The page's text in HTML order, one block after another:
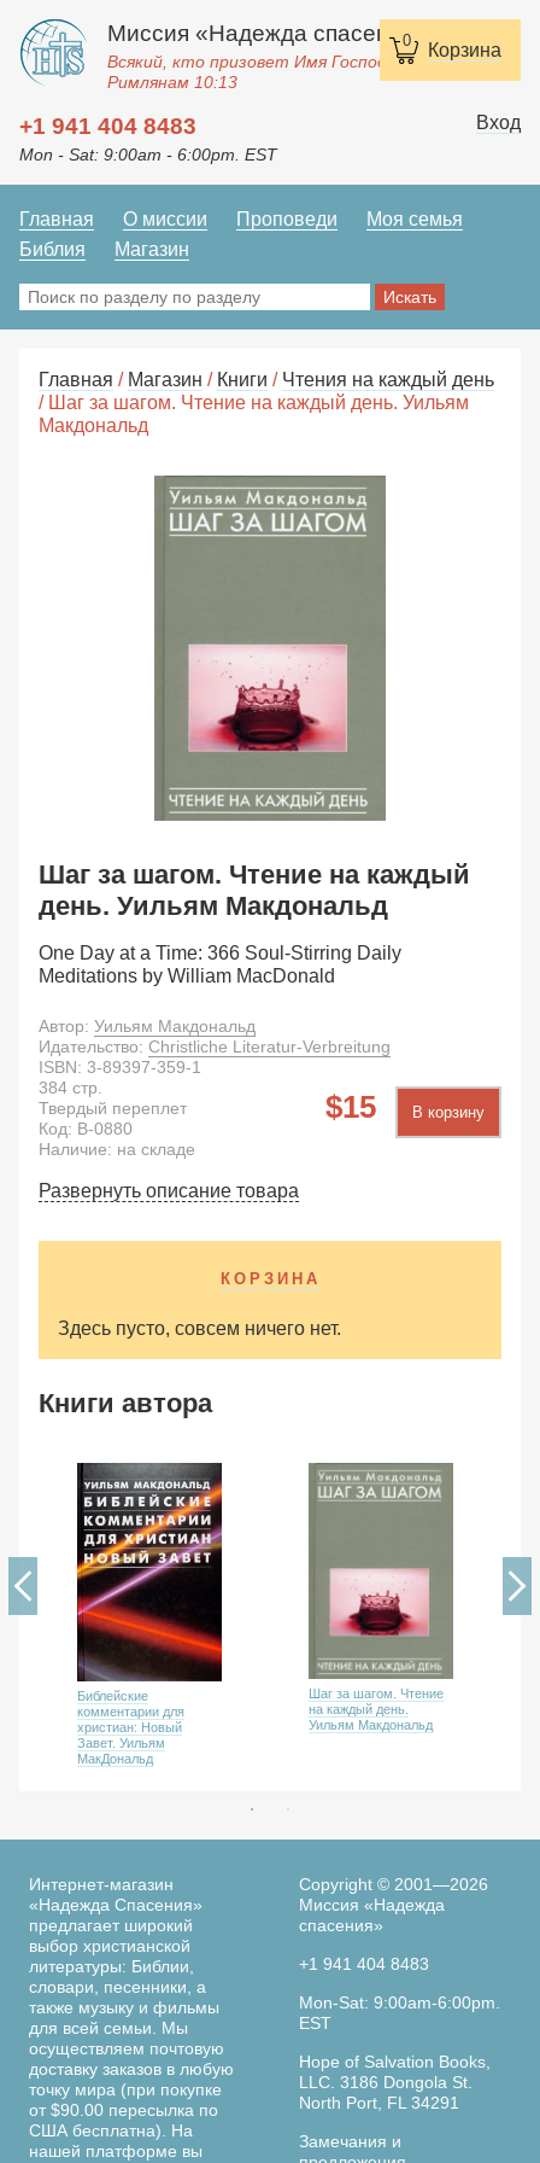
0 Корзина
Миссия «Надежда спасения»
Всякий, кто призовет Имя Господне, спасется.
Римлянам 10:13
+1 941 404 8483
Mon - Sat: 9:00am - 6:00pm. EST
Вход
Главная О миссии Проповеди
Моя семья
Библия
Магазин
Главная / Магазин / Книги / Чтения на каждый день
/ Шаг за шагом. Чтение на каждый день. Уильям
Макдональд
Шаг за шагом. Чтение на каждый
день. Уильям Макдональд
One Day at a Time: 366 Soul-Stirring Daily
Meditations by William MacDonald
Автор: Уильям Макдональд
Идательство: Christliche Literatur-Verbreitung
15 В корзину
ISBN: 3-89397-359-1
384 стр.
Твердый переплет
Код: B-0880
Наличие: на складе
Развернуть описание товара
КОРЗИНА
Здесь пусто, совсем ничего нет.
Книги автора
Библейские
комментарии для
христиан: Новый
Завет. Уильям
МакДональд
Шаг за шагом. Чтение
на каждый день.
Уильям Макдональд
Интернет-магазин
«Надежда Спасения»
предлагает широкий
выбор христианской
литературы: Библии,
словари, песенники, а
также музыку и фильмы
для всей семьи. Мы
осуществляем почтовую
доставку заказов в любую
точку мира (при покупке
от $90.00 пересылка по
США бесплатна). На
нашей платформе вы
Copyright © 2001—2026
Миссия «Надежда
спасения»
+1 941 404 8483
Mon-Sat: 9:00am-6:00pm.
EST
Hope of Salvation Books,
LLC. 3186 Dongola St.
North Port, FL 34291
Замечания и